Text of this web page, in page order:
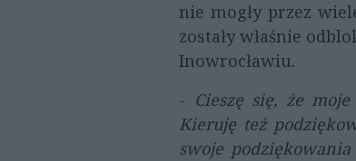
nie mogły przez
zostały właśnie
Inowrocławiu.
- Cieszę się, że
Kieruję też
swoje